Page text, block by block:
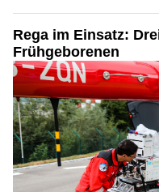
Rega im Einsatz:
Frühgeborenen